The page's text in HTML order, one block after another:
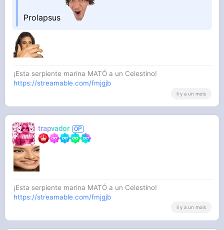
Prolapsus
¡Esta serpiente marina MATÓ a un Celestino!
https://streamable.com/fmjgjb
il y a un mois
trapvador
¡Esta serpiente marina MATÓ a un Celestino!
https://streamable.com/fmjgjb
il y a un mois